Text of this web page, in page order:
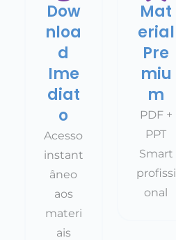
Dow
nloa
d
Ime
diat
o
Acesso
instant
âneo
aos
materi
ais
Mat
erial
Pre
miu
m
PDF +
PPT
Smart
profissi
onal